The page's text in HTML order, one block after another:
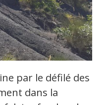
par le défilé des
dans la